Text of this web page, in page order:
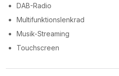
DAB-Radio
Multifunktionslenkrad
Musik-Streaming
Touchscreen